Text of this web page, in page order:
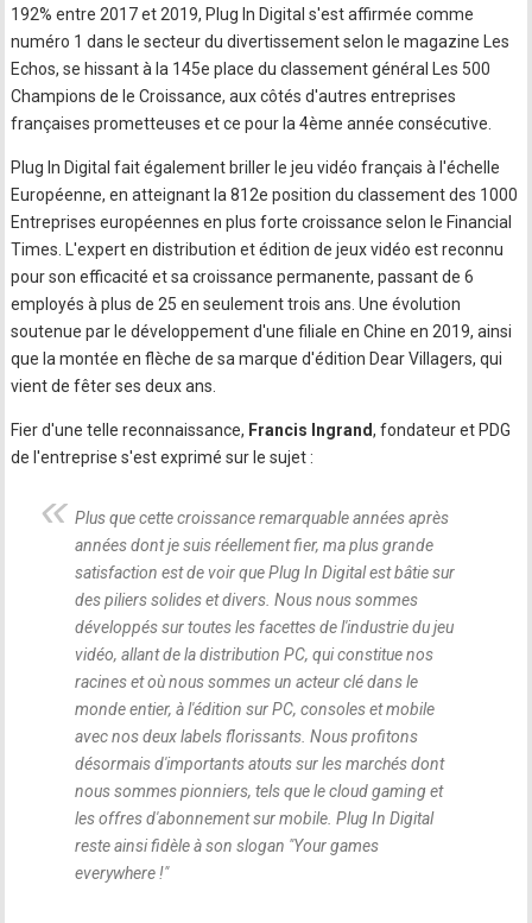
192% entre 2017 et 2019, Plug In Digital s'est affirmée comme
numéro 1 dans le secteur du divertissement selon le magazine Les
Echos, se hissant à la 145e place du classement général Les 500
Champions de le Croissance, aux côtés d'autres entreprises
françaises prometteuses et ce pour la 4ème année consécutive.
Plug In Digital fait également briller le jeu vidéo français à l'échelle
Européenne, en atteignant la 812e position du classement des 1000
Entreprises européennes en plus forte croissance selon le Financial
Times. L'expert en distribution et édition de jeux vidéo est reconnu
pour son efficacité et sa croissance permanente, passant de 6
employés à plus de 25 en seulement trois ans. Une évolution
soutenue par le développement d'une filiale en Chine en 2019, ainsi
que la montée en flèche de sa marque d'édition Dear Villagers, qui
vient de fêter ses deux ans.
Fier d'une telle reconnaissance, Francis Ingrand, fondateur et PDG
de l'entreprise s'est exprimé sur le sujet :
Plus que cette croissance remarquable années après
années dont je suis réellement fier, ma plus grande
satisfaction est de voir que Plug In Digital est bâtie sur
des piliers solides et divers. Nous nous sommes
développés sur toutes les facettes de l'industrie du jeu
vidéo, allant de la distribution PC, qui constitue nos
racines et où nous sommes un acteur clé dans le
monde entier, à l'édition sur PC, consoles et mobile
avec nos deux labels florissants. Nous profitons
désormais d'importants atouts sur les marchés dont
nous sommes pionniers, tels que le cloud gaming et
les offres d'abonnement sur mobile. Plug In Digital
reste ainsi fidèle à son slogan "Your games
everywhere !"